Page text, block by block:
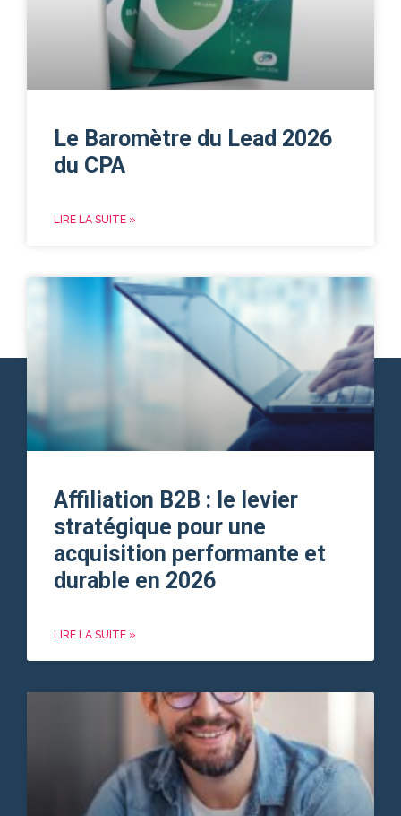
Le Baromètre du Lead 2026
du CPA
LIRE LA SUITE »
Affiliation B2B : le levier
stratégique pour une
acquisition performante et
durable en 2026
LIRE LA SUITE »